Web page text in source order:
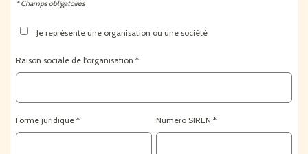
* Champs obligatoires
Je représente une organisation ou une société
Raison sociale de l'organisation
Forme juridique Numéro SIREN